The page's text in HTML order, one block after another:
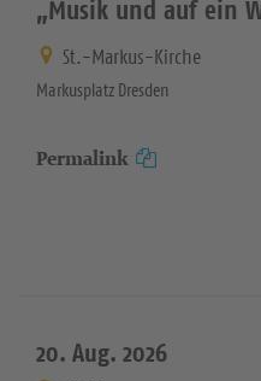
„Musik und auf ein
St.-Markus-Kirche
Markusplatz Dresden
Permalink
20. Aug. 2026